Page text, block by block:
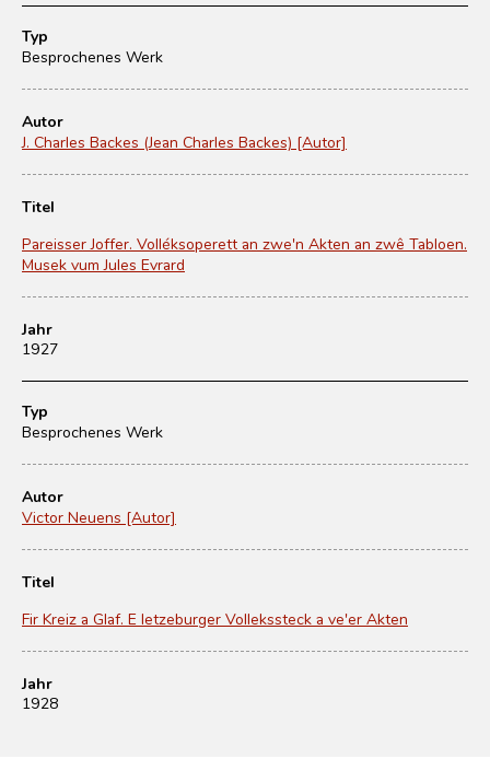
Typ
Besprochenes Werk
Autor
J. Charles Backes (Jean Charles Backes) [Autor]
Titel
Pareisser Joffer. Volléksoperett an zwe'n Akten an zwê Tabloen.
Musek vum Jules Evrard
Jahr
1927
Typ
Besprochenes Werk
Autor
Victor Neuens [Autor]
Titel
Fir Kreiz a Glaf. E letzeburger Vollekssteck a ve'er Akten
Jahr
1928